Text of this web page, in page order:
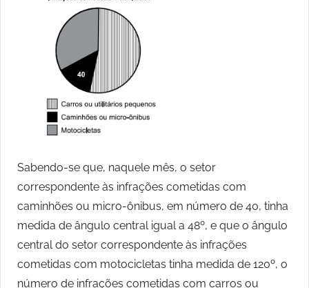
Sabendo-se que, naquele mês, o setor
correspondente às infrações cometidas com
caminhões ou micro-ônibus, em número de 40, tinha
medida de ângulo central igual a 48º, e que o ângulo
central do setor correspondente às infrações
cometidas com motocicletas tinha medida de 120º, o
número de infrações cometidas com carros ou